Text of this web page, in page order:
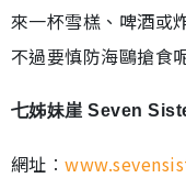
來一杯雪榚、啤酒或
不過要慎防海鷗搶食
七姊妹崖 Seven
網址︰